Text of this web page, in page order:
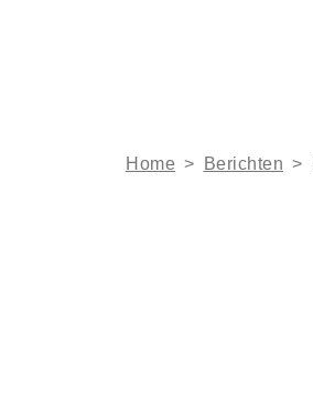
Home > Berichten >